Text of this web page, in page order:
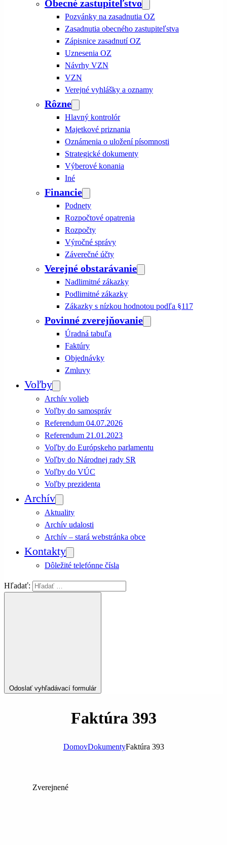
Obecné zastupiteľstvo
Pozvánky na zasadnutia OZ
Zasadnutia obecného zastupiteľstva
Zápisnice zasadnutí OZ
Uznesenia OZ
Návrhy VZN
VZN
Verejné vyhlášky a oznamy
Rôzne
Hlavný kontrolór
Majetkové priznania
Oznámenia o uložení písomnosti
Strategické dokumenty
Výberové konania
Iné
Financie
Podnety
Rozpočtové opatrenia
Rozpočty
Výročné správy
Záverečné účty
Verejné obstarávanie
Nadlimitné zákazky
Podlimitné zákazky
Zákazky s nízkou hodnotou podľa §117
Povinné zverejňovanie
Úradná tabuľa
Faktúry
Objednávky
Zmluvy
Voľby
Archív volieb
Voľby do samospráv
Referendum 04.07.2026
Referendum 21.01.2023
Voľby do Európskeho parlamentu
Voľby do Národnej rady SR
Voľby do VÚC
Voľby prezidenta
Archív
Aktuality
Archív udalosti
Archív – stará webstránka obce
Kontakty
Dôležité telefónne čísla
Hľadať:
Odoslať vyhľadávací formulár
Faktúra 393
DomovDokumentyFaktúra 393
Zverejnené